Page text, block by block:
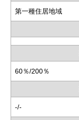
第一種住居地域
60％/200％
-/-